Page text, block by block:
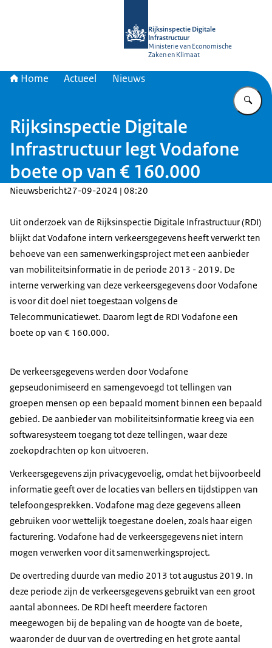
Rijksinspectie Digitale
Infrastructuur
Ministerie van Economische
Zaken en Klimaat
Home Actueel Nieuws
Rijksinspectie Digitale
Infrastructuur legt Vodafone
boete op van € 160.000
Nieuwsbericht27-09-2024 | 08:20
Uit onderzoek van de Rijksinspectie Digitale Infrastructuur (RDI)
blijkt dat Vodafone intern verkeersgegevens heeft verwerkt ten
behoeve van een samenwerkingsproject met een aanbieder
van mobiliteitsinformatie in de periode 2013 - 2019. De
interne verwerking van deze verkeersgegevens door Vodafone
is voor dit doel niet toegestaan volgens de
Telecommunicatiewet. Daarom legt de RDI Vodafone een
boete op van € 160.000.
De verkeersgegevens werden door Vodafone
gepseudonimiseerd en samengevoegd tot tellingen van
groepen mensen op een bepaald moment binnen een bepaald
gebied. De aanbieder van mobiliteitsinformatie kreeg via een
softwaresysteem toegang tot deze tellingen, waar deze
zoekopdrachten op kon uitvoeren.
Verkeersgegevens zijn privacygevoelig, omdat het bijvoorbeeld
informatie geeft over de locaties van bellers en tijdstippen van
telefoongesprekken. Vodafone mag deze gegevens alleen
gebruiken voor wettelijk toegestane doelen, zoals haar eigen
facturering. Vodafone had de verkeersgegevens niet intern
mogen verwerken voor dit samenwerkingsproject.
De overtreding duurde van medio 2013 tot augustus 2019. In
deze periode zijn de verkeersgegevens gebruikt van een groot
aantal abonnees. De RDI heeft meerdere factoren
meegewogen bij de bepaling van de hoogte van de boete,
waaronder de duur van de overtreding en het grote aantal